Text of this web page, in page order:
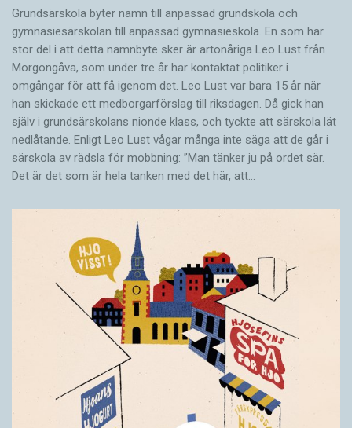
Grundsärskola byter namn till anpassad grundskola och
gymnasiesärskolan till anpassad gymnasieskola. En som har
stor del i att detta namnbyte sker är artonåriga Leo Lust från
Morgongåva, som under tre år har kontaktat politiker i
omgångar för att få igenom det. Leo Lust var bara 15 år när
han skickade ett medborgarförslag till riksdagen. Då gick han
själv i grundsärskolans nionde klass, och tyckte att särskola lät
nedlåtande. Enligt Leo Lust vågar många inte säga att de går i
särskola av rädsla för mobbning: ”Man tänker ju på ordet sär.
Det är det som är hela tanken med det här, att…